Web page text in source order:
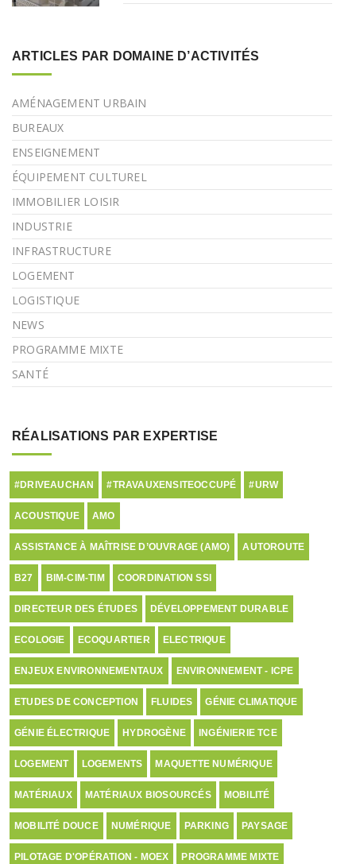
ARTICLES PAR DOMAINE D’ACTIVITÉS
AMÉNAGEMENT URBAIN
BUREAUX
ENSEIGNEMENT
ÉQUIPEMENT CULTUREL
IMMOBILIER LOISIR
INDUSTRIE
INFRASTRUCTURE
LOGEMENT
LOGISTIQUE
NEWS
PROGRAMME MIXTE
SANTÉ
RÉALISATIONS PAR EXPERTISE
#DRIVEAUCHAN #TRAVAUXENSITEOCCUPÉ #URW
ACOUSTIQUE AMO
ASSISTANCE À MAÎTRISE D’OUVRAGE (AMO) AUTOROUTE
B27 BIM-CIM-TIM COORDINATION SSI
DIRECTEUR DES ÉTUDES DÉVELOPPEMENT DURABLE
ECOLOGIE ECOQUARTIER ELECTRIQUE
ENJEUX ENVIRONNEMENTAUX ENVIRONNEMENT - ICPE
ETUDES DE CONCEPTION FLUIDES GÉNIE CLIMATIQUE
GÉNIE ÉLECTRIQUE HYDROGÈNE INGÉNIERIE TCE
LOGEMENT LOGEMENTS MAQUETTE NUMÉRIQUE
MATÉRIAUX MATÉRIAUX BIOSOURCÉS MOBILITÉ
MOBILITÉ DOUCE NUMÉRIQUE PARKING PAYSAGE
PILOTAGE D'OPÉRATION - MOEX PROGRAMME MIXTE